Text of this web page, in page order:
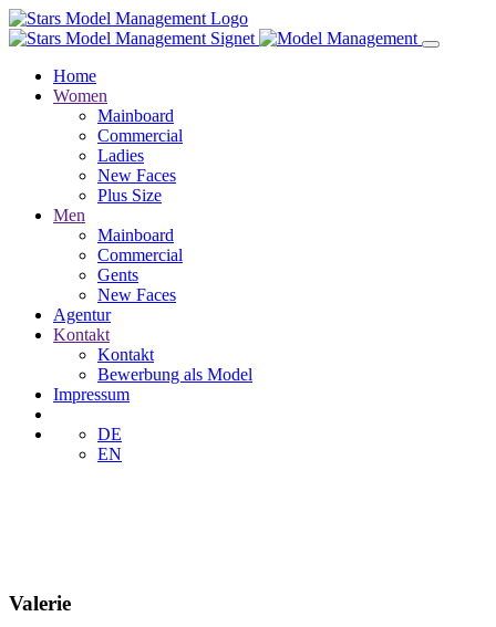
Home
Women
Mainboard
Commercial
Ladies
New Faces
Plus Size
Men
Mainboard
Commercial
Gents
New Faces
Agentur
Kontakt
Kontakt
Bewerbung als Model
Impressum
DE
EN
Valerie